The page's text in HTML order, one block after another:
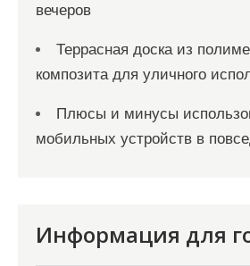
вечеров
Террасная доска из
композита для уличного
Плюсы и минусы
мобильных устройств в
Информация для